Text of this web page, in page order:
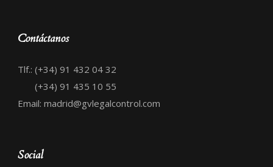
Contáctanos
Tlf.: (+34) 91 432 04 32
(+34) 91 435 10 55
Email: madrid@gvlegalcontrol.com
Social